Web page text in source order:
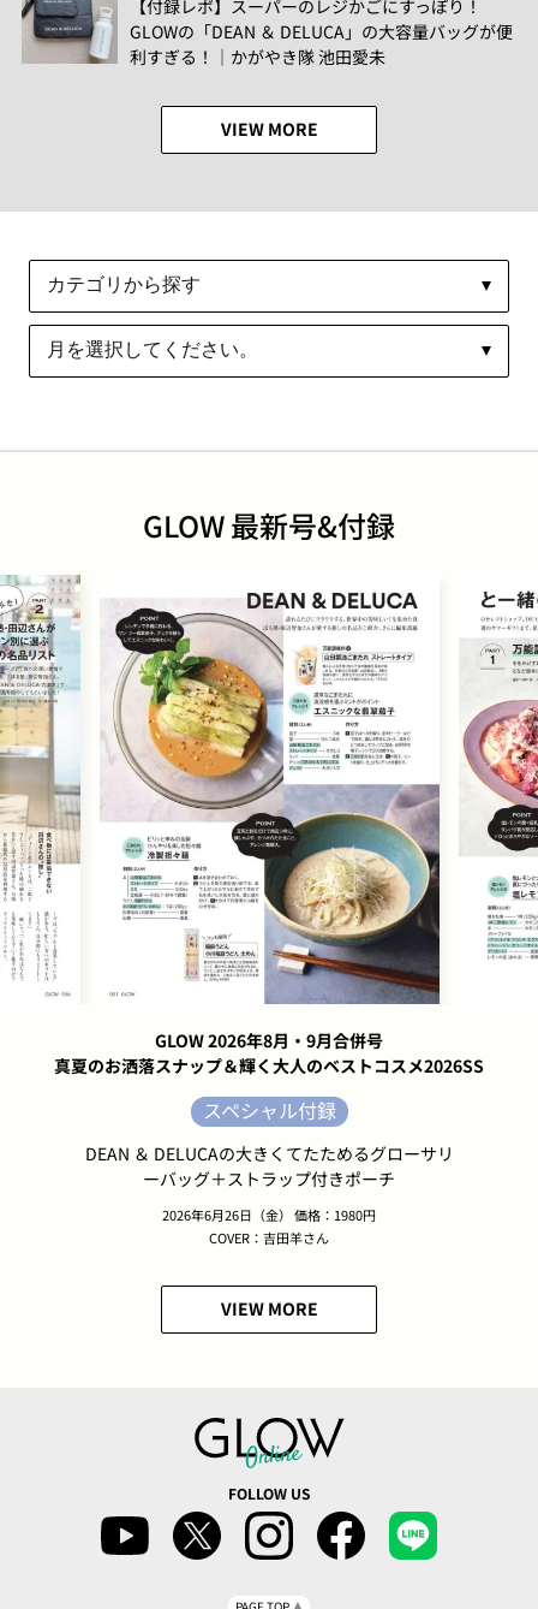
【付録レポ】スーパーのレジかごにすっぽり！
GLOWの「DEAN ＆ DELUCA」の大容量バッグが便
利すぎる！│かがやき隊 池田愛未
VIEW MORE
GLOW 最新号&付録
GLOW 2026年8月・9月合併号
真夏のお洒落スナップ＆輝く大人のベストコスメ2026SS
スペシャル付録
DEAN ＆ DELUCAの大きくてたためるグローサリ
ーバッグ＋ストラップ付きポーチ
2026年6月26日（金） 価格：1980円
COVER：吉田羊さん
VIEW MORE
FOLLOW US